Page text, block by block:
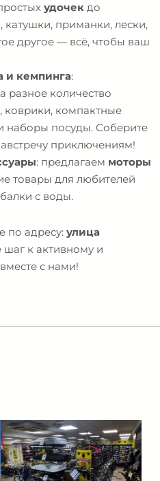
удочек до
приманки, лески,
другое — всё, чтобы ваш
и кемпинга:
разное количество
коврики, компактные
наборы посуды. Соберите
приключениям!
: предлагаем моторы
товары для любителей
с воды.
по адресу: улица
шаг к активному и
с нами!